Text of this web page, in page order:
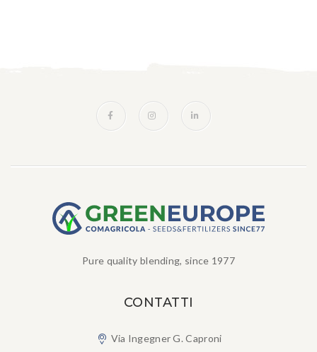
Pure quality blending, since 1977
CONTATTI
Via Ingegner G. Caproni